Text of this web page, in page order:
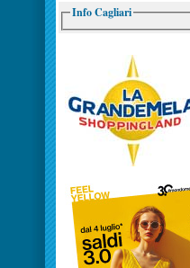
Info Cagliari